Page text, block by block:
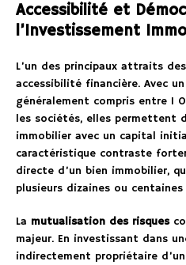
Accessibilité et
l’Investissement
L’un des principaux attraits des
accessibilité financière. Avec
généralement compris entre
les sociétés, elles permettent
immobilier avec un capital
caractéristique contraste
directe d’un bien immobilier,
plusieurs dizaines ou
La mutualisation des risques
majeur. En investissant dans
indirectement propriétaire